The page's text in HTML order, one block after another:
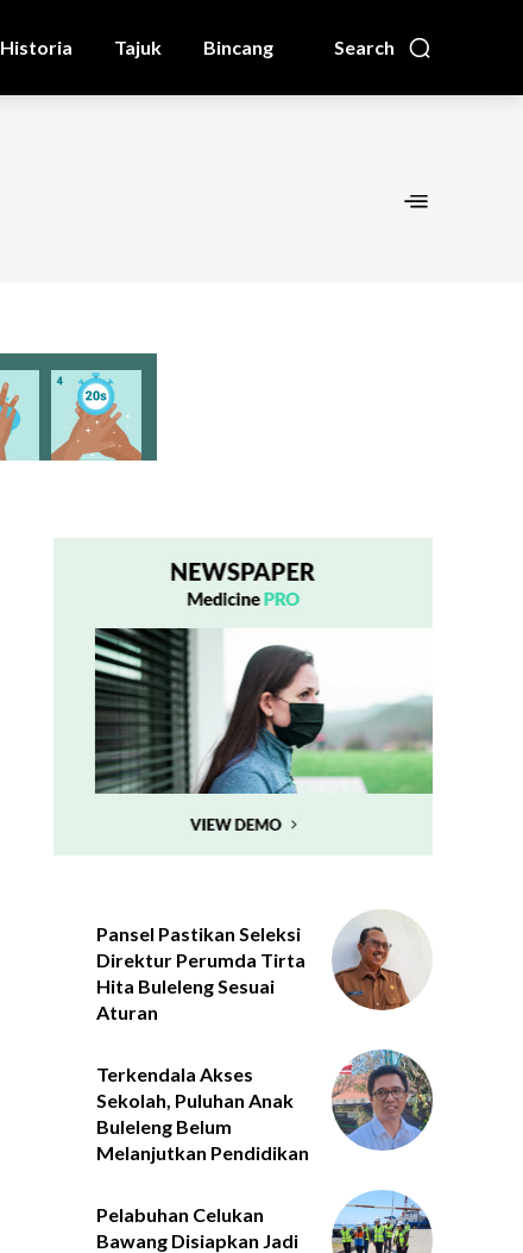
Search
Historia Tajuk Bincang
Pansel Pastikan Seleksi
Direktur Perumda Tirta
Hita Buleleng Sesuai
Aturan
Terkendala Akses
Sekolah, Puluhan Anak
Buleleng Belum
Melanjutkan Pendidikan
Pelabuhan Celukan
Bawang Disiapkan Jadi